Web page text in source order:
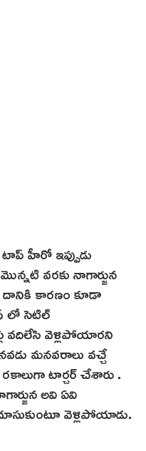
టాప్ హీరో ఇప్పుడు
వరకు నాగార్జున
దానికి కారణం కూడా
లో సెటిల్
వదిలేసి వెళ్లిపోయారని
మనవరాలు వచ్చే
టార్చర్ చేశారు .
అవి ఏవి
వెళ్లిపోయాడు.